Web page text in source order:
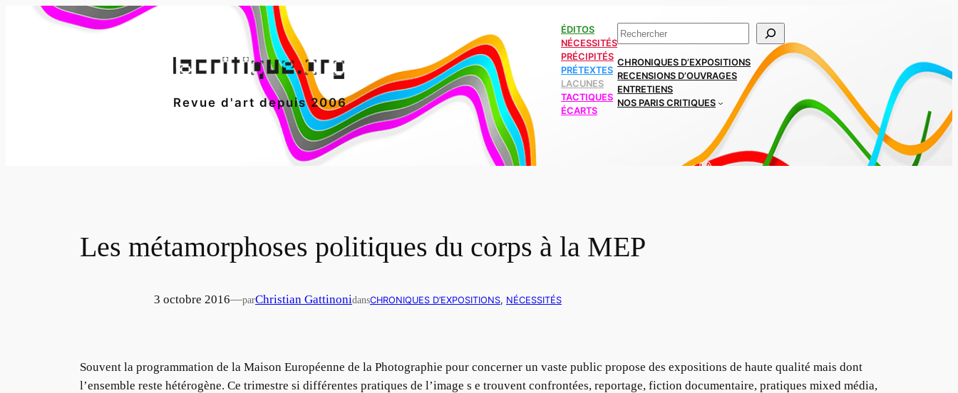
Revue d'art depuis 2006
ÉDITOS
NÉCESSITÉS
PRÉCIPITÉS
PRÉTEXTES
LACUNES
TACTIQUES
ÉCARTS
Rechercher
CHRONIQUES D’EXPOSITIONS
RECENSIONS D’OUVRAGES
ENTRETIENS
NOS PARIS CRITIQUES
Les métamorphoses politiques du corps à la MEP
3 octobre 2016—parChristian GattinonidansCHRONIQUES D’EXPOSITIONS, NÉCESSITÉS
Souvent la programmation de la Maison Européenne de la Photographie pour concerner un vaste public propose des expositions de haute qualité mais dont
l’ensemble reste hétérogène. Ce trimestre si différentes pratiques de l’image s e trouvent confrontées, reportage, fiction documentaire, pratiques mixed média,